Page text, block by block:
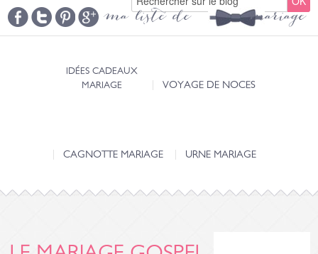
ma liste de mariage
IDÉES CADEAUX
MARIAGE
VOYAGE DE NOCES
CAGNOTTE MARIAGE URNE MARIAGE